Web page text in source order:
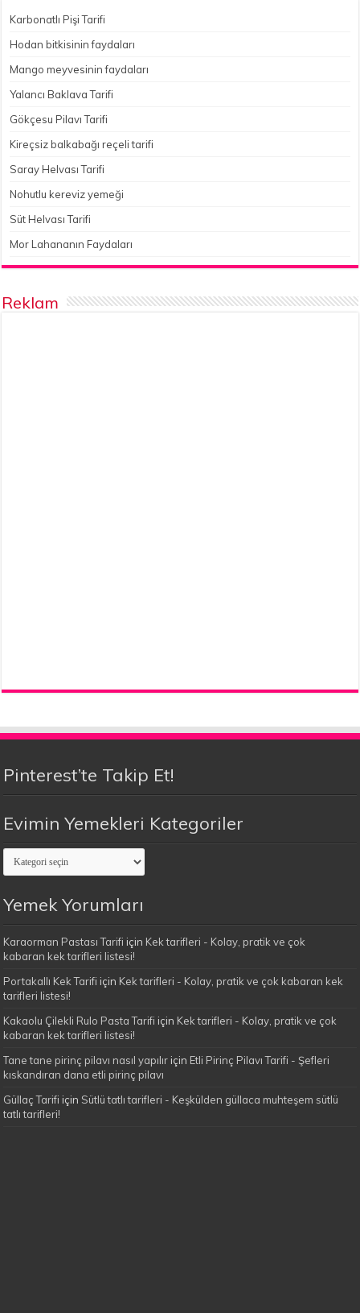
Karbonatlı Pişi Tarifi
Hodan bitkisinin faydaları
Mango meyvesinin faydaları
Yalancı Baklava Tarifi
Gökçesu Pilavı Tarifi
Kireçsiz balkabağı reçeli tarifi
Saray Helvası Tarifi
Nohutlu kereviz yemeği
Süt Helvası Tarifi
Mor Lahananın Faydaları
Reklam
Pinterest’te Takip Et!
Evimin Yemekleri Kategoriler
Evimin
Yemekleri
Kategoriler
Yemek Yorumları
Karaorman Pastası Tarifi için Kek tarifleri - Kolay, pratik ve çok
kabaran kek tarifleri listesi!
Portakallı Kek Tarifi için Kek tarifleri - Kolay, pratik ve çok kabaran kek
tarifleri listesi!
Kakaolu Çilekli Rulo Pasta Tarifi için Kek tarifleri - Kolay, pratik ve çok
kabaran kek tarifleri listesi!
Tane tane pirinç pilavı nasıl yapılır için Etli Pirinç Pilavı Tarifi - Şefleri
kıskandıran dana etli pirinç pilavı
Güllaç Tarifi için Sütlü tatlı tarifleri - Keşkülden güllaca muhteşem sütlü
tatlı tarifleri!